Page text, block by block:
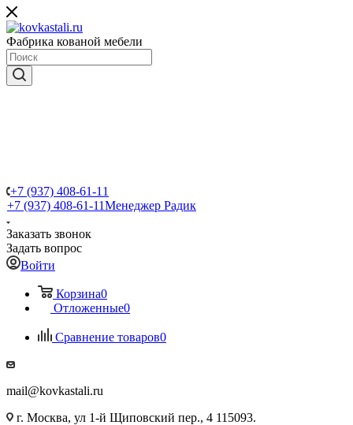
Фабрика кованой мебели
+7 (937) 408-61-11
+7 (937) 408-61-11Менеджер Радик
Заказать звонок
Задать вопрос
Войти
Корзина0
Отложенные0
Сравнение товаров0
mail@kovkastali.ru
г. Москва, ул 1-й Щиповский пер., 4 115093.